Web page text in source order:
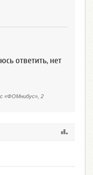
ответить, нет
«ФОМнибус», 2